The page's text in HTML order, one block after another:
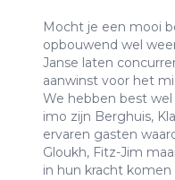
Mocht je een mooi
opbouwend wel
Janse laten
aanwinst voor het
We hebben best
imo zijn Berghuis,
ervaren gasten
Gloukh, Fitz-Jim
in hun kracht komen